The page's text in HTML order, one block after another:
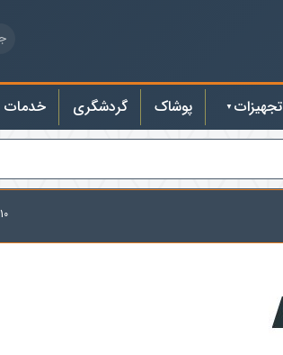
تجهیزات پوشاک گردشگری خدمات
10